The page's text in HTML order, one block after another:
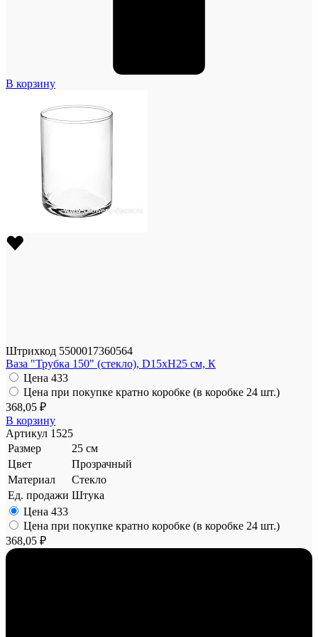
В корзину
Штрихкод 5500017360564
Ваза "Трубка 150" (стекло), D15xH25 см, К
Цена 433
Цена при покупке кратно коробке (в коробке 24 шт.)
368,05 ₽
В корзину
Артикул 1525
Размер
25 см
Цвет
Прозрачный
Материал
Стекло
Ед. продажи Штука
Цена 433
Цена при покупке кратно коробке (в коробке 24 шт.)
368,05 ₽